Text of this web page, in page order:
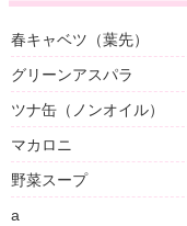
春キャベツ（葉先）
グリーンアスパラ
ツナ缶（ノンオイル）
マカロニ
野菜スープ
a